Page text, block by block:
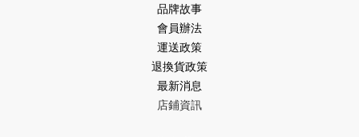
品牌故事
會員辦法
運送政策
退換貨政策
最新消息
店鋪資訊